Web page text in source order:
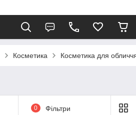
Косметика Косметика для
0 Фільтри